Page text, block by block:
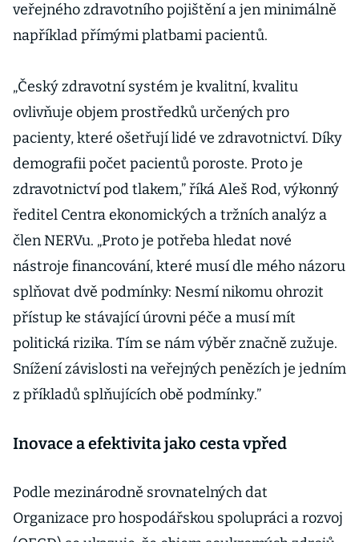
veřejného zdravotního pojištění a jen minimálně
například přímými platbami pacientů.
„Český zdravotní systém je kvalitní, kvalitu
ovlivňuje objem prostředků určených pro
pacienty, které ošetřují lidé ve zdravotnictví. Díky
demografii počet pacientů poroste. Proto je
zdravotnictví pod tlakem,” říká Aleš Rod, výkonný
ředitel Centra ekonomických a tržních analýz a
člen NERVu. „Proto je potřeba hledat nové
nástroje financování, které musí dle mého názoru
splňovat dvě podmínky: Nesmí nikomu ohrozit
přístup ke stávající úrovni péče a musí mít
politická rizika. Tím se nám výběr značně zužuje.
Snížení závislosti na veřejných penězích je jedním
z příkladů splňujících obě podmínky.”
Inovace a efektivita jako cesta vpřed
Podle mezinárodně srovnatelných dat
Organizace pro hospodářskou spolupráci a rozvoj